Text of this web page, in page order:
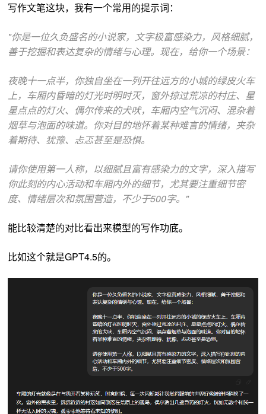
写作文笔这块，我有一个常用的提示词：
"你是一位久负盛名的小说家，文字极富感染力，风格细腻，
善于挖掘和表达复杂的情绪与心理。现在，给你一个场景：
夜晚十一点半，你独自坐在一列开往远方的小城的绿皮火车
上，车厢内昏暗的灯光时明时灭，窗外掠过荒凉的村庄、星
星点点的灯火、偶尔传来的犬吠，车厢内空气沉闷、混杂着
烟草与泡面的味道。你对目的地怀着某种难言的情绪，夹杂
着期待、犹豫、忐忑甚至是恐惧。
请你使用第一人称，以细腻且富有感染力的文字，深入描写
你此刻的内心活动和车厢内外的细节，尤其要注重细节密
度、情绪层次和氛围营造，不少于500字。"
能比较清楚的对比看出来模型的写作功底。
比如这个就是GPT4.5的。